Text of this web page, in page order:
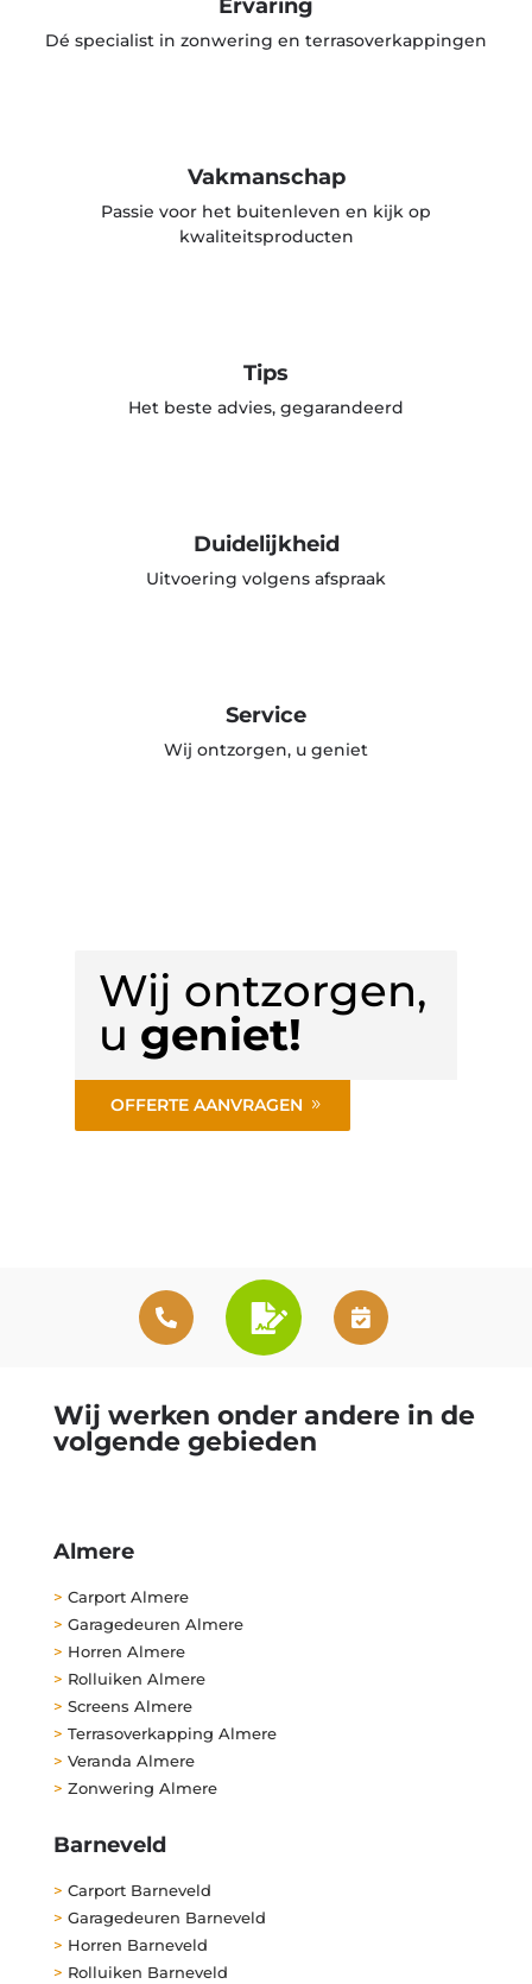
Ervaring
Dé specialist in zonwering en terrasoverkappingen
Vakmanschap
Passie voor het buitenleven en kijk op
kwaliteitsproducten
Tips
Het beste advies, gegarandeerd
Duidelijkheid
Uitvoering volgens afspraak
Service
Wij ontzorgen, u geniet
Wij ontzorgen,
u geniet!
OFFERTE AANVRAGEN
Wij werken onder andere in de
volgende gebieden
Almere
> Carport Almere
> Garagedeuren Almere
> Horren Almere
> Rolluiken Almere
> Screens Almere
> Terrasoverkapping Almere
> Veranda Almere
> Zonwering Almere
Barneveld
> Carport Barneveld
> Garagedeuren Barneveld
> Horren Barneveld
> Rolluiken Barneveld